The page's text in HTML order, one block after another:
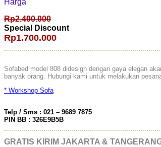
Harga
Rp2.400.000
Special Discount
Rp1.700.000
Sofabed model 808 didesign dengan gaya elegan
banyak orang. Hubungi kami untuk melakukan
* Workshop Sofa
Telp / Sms : 021 – 9689 7875
PIN BB : 326E9B5B
GRATIS KIRIM JAKARTA &